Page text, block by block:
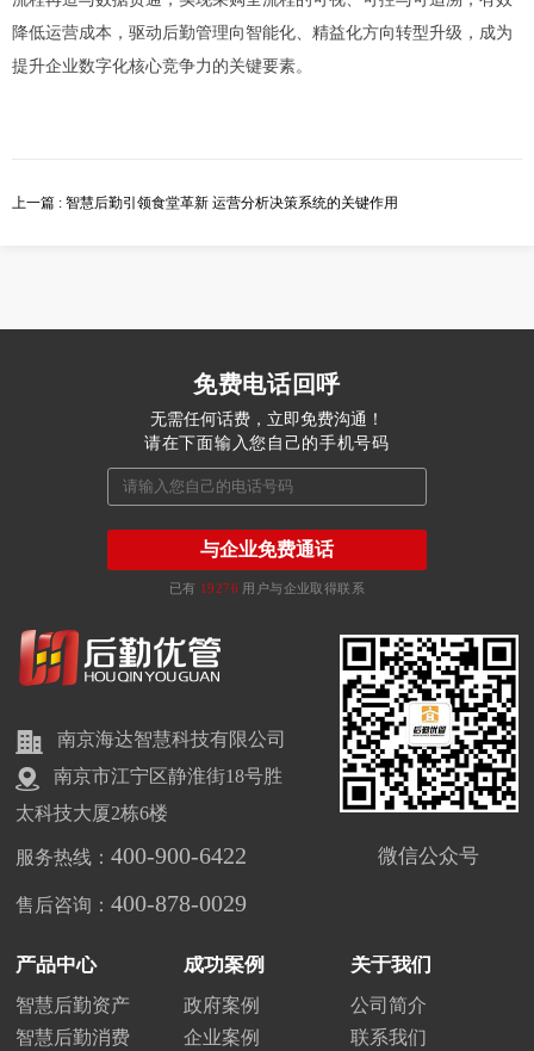
降低运营成本，驱动后勤管理向智能化、精益化方向转型升级，成为
提升企业数字化核心竞争力的关键要素。
上一篇 : 智慧后勤引领食堂革新 运营分析决策系统的关键作用
免费电话回呼
无需任何话费，立即免费沟通！
请在下面输入您自己的手机号码
与企业免费通话
已有 19276 用户与企业取得联系
微信公众号
南京海达智慧科技有限公司
南京市江宁区静淮街18号胜
太科技大厦2栋6楼
服务热线：400-900-6422
售后咨询：400-878-0029
产品中心
智慧后勤资产
智慧后勤消费
成功案例
政府案例
企业案例
关于我们
公司简介
联系我们